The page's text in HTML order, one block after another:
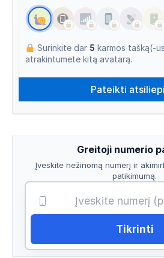
Surinkite dar 5 karmos tašką(-
atrakintumėte kitą avatarą.
Greitoji numerio
Įveskite nežinomą numerį ir
patikimumą.
Tikrinti